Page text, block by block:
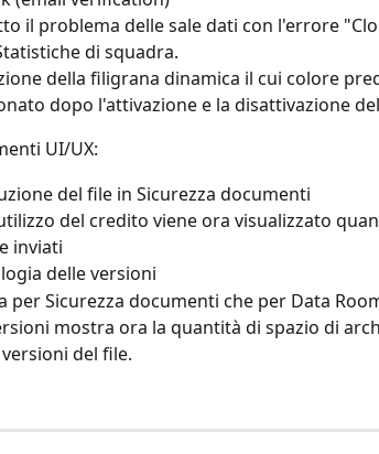
il problema delle sale dati con l'errore
di squadra.
della filigrana dinamica il cui colore
dopo l'attivazione e la disattivazione
UI/UX:
del file in Sicurezza documenti
del credito viene ora visualizzato
inviati
delle versioni
per Sicurezza documenti che per Data
mostra ora la quantità di spazio di
del file.